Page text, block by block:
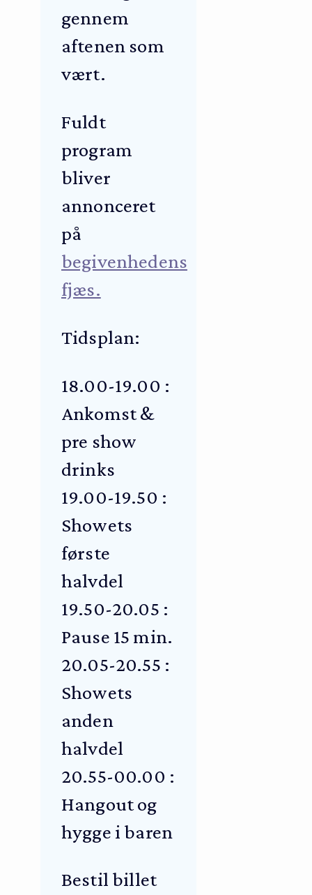
gennem
aftenen som
vært.
Fuldt
program
bliver
annonceret
på
begivenhedens
fjæs.
Tidsplan:
18.00-19.00 :
Ankomst &
pre show
drinks
19.00-19.50 :
Showets
første
halvdel
19.50-20.05 :
Pause 15 min.
20.05-20.55 :
Showets
anden
halvdel
20.55-00.00 :
Hangout og
hygge i baren
Bestil billet